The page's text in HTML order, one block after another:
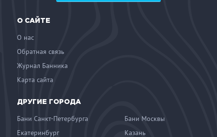
О САЙТЕ
О нас
Обратная связь
Журнал Банника
Карта сайта
ДРУГИЕ ГОРОДА
Бани Санкт-Петербурга
Бани Москвы
Екатеринбург
Казань